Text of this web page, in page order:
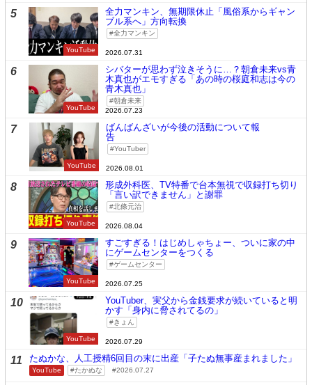
5
YouTube
全力マンキン、無期限休止「風俗系からギャン
ブル系へ」方向転換
全力マンキン
2026.07.31
6
YouTube
シバターが思わず泣きそうに…？朝倉未来vs青
木真也がエモすぎる「あの時の桜庭和志は今の
青木真也」
朝倉未来
2026.07.23
7
YouTube
ばんばんざいが今後の活動について報
告
YouTuber
2026.08.01
8
YouTube
形成外科医、TV特番で台本無視で収録打ち切り
「言い訳できません」と謝罪
北條元治
2026.08.04
9
YouTube
すごすぎる！はじめしゃちょー、ついに家の中
にゲームセンターをつくる
ゲームセンター
2026.07.25
10
YouTube
YouTuber、実父から金銭要求が続いていると明
かす「身内に脅されてるの」
きょん
2026.07.29
11 たぬかな、人工授精6回目の末に出産「子たぬ無事産まれました」
YouTube たかぬな 2026.07.27